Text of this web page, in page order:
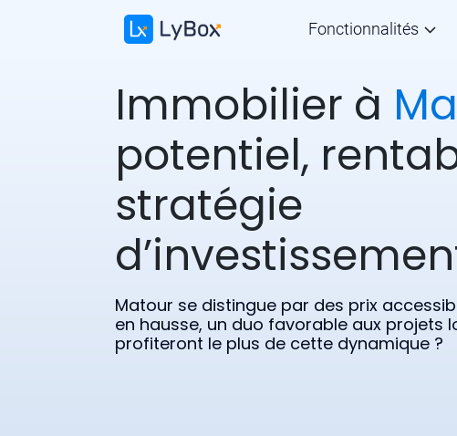
Fonctionnalités
Immobilier à
potentiel,
stratégie
Matour se distingue par des prix
en hausse, un duo favorable aux projets
profiteront le plus de cette dynamique ?